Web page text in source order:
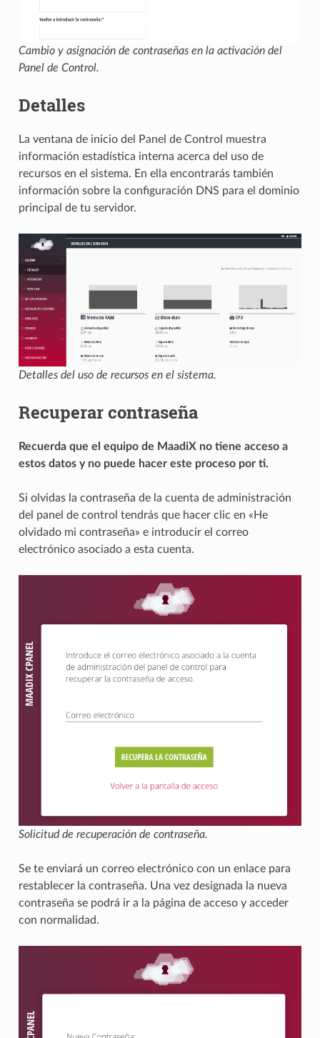
Cambio y asignación de contraseñas en la activación del
Panel de Control.
Detalles
La ventana de inicio del Panel de Control muestra
información estadística interna acerca del uso de
recursos en el sistema. En ella encontrarás también
información sobre la configuración DNS para el dominio
principal de tu servidor.
Detalles del uso de recursos en el sistema.
Recuperar contraseña
Recuerda que el equipo de MaadiX no tiene acceso a
estos datos y no puede hacer este proceso por ti.
Si olvidas la contraseña de la cuenta de administración
del panel de control tendrás que hacer clic en «He
olvidado mi contraseña» e introducir el correo
electrónico asociado a esta cuenta.
Solicitud de recuperación de contraseña.
Se te enviará un correo electrónico con un enlace para
restablecer la contraseña. Una vez designada la nueva
contraseña se podrá ir a la página de acceso y acceder
con normalidad.